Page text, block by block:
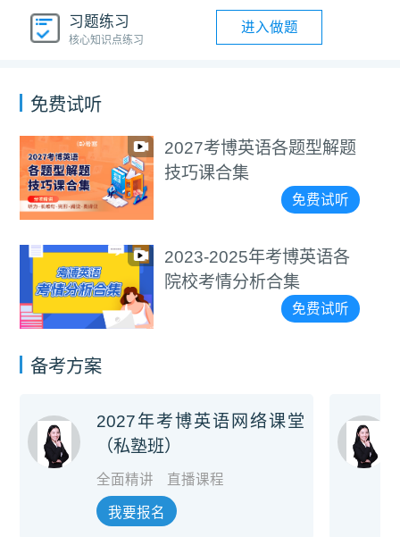
习题练习
核心知识点练习
进入做题
免费试听
题
试听
各
试听
医学考博4000+词
通用考博4000+词
视频教程
备考方案
2027年考博英语网络课堂
（私塾班）
全面精讲 直播课程
我要报名